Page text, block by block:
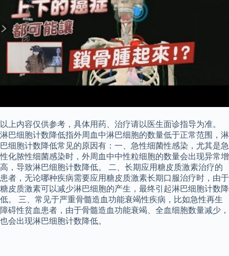
以上内容仅供参考，具体用药、治疗请以医生面诊指导为准。
淋巴细胞计数降低指外周血中淋巴细胞的数量低于正常范围，淋
巴细胞计数降低常见的原因有：一、急性细菌性感染，尤其是急
性化脓性细菌感染时，外周血中中性粒细胞的数量会出现异常增
高，导致淋巴细胞计数降低。 二、长期应用糖皮质激素治疗的
患者，无论哪种疾病需要应用糖皮质激素长期口服治疗时，由于
糖皮质激素可以减少淋巴细胞的产生，最终引起淋巴细胞计数降
低。 三、常见于严重骨髓造血功能衰竭性疾病，比如急性再生
障碍性贫血患者，由于骨髓造血功能衰竭、全血细胞数量减少，
也会出现淋巴细胞计数降低。